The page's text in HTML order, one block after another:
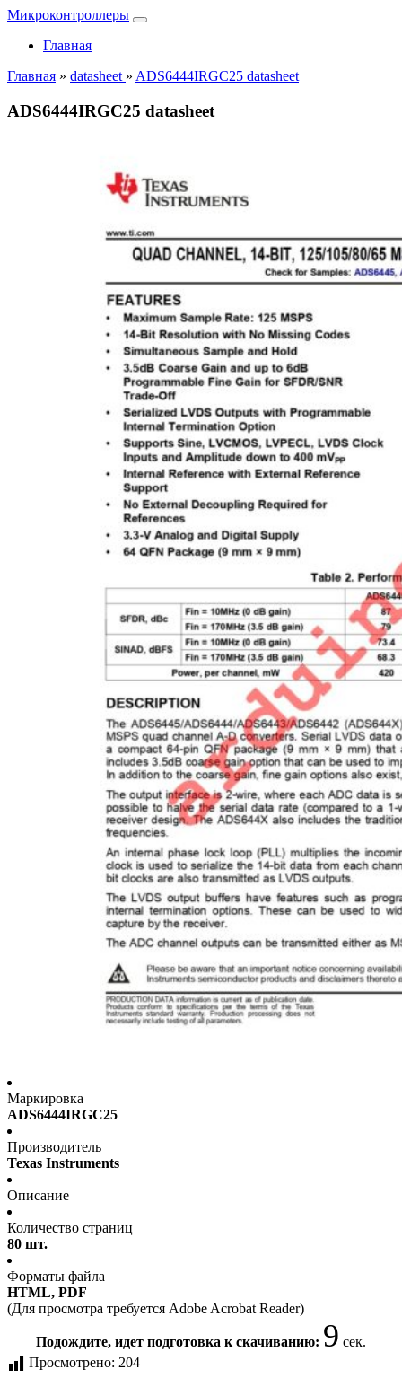
Микроконтроллеры
Главная
Главная » datasheet » ADS6444IRGC25 datasheet
ADS6444IRGC25 datasheet
Маркировка
ADS6444IRGC25
Производитель
Texas Instruments
Описание
Количество страниц
80 шт.
Форматы файла
HTML, PDF
(Для просмотра требуется Adobe Acrobat Reader)
Подождите, идет подготовка к скачиванию: 9 сек.
Просмотрено: 204